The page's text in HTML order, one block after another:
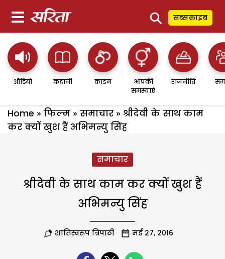
⚲ सब्सक्राइब
ऑडियो कहानी क्राइम
आपकी
समस्याएं
राजनीति
Home » फिल्म » समाचार » श्रीदेवी के साथ काम
कर क्यों खुश हैं अभिमन्यु सिंह
समाचार
श्रीदेवी के साथ काम कर क्यों खुश हैं
अभिमन्यु सिंह
शांतिस्वरूप त्रिपाठी मई 27, 2016